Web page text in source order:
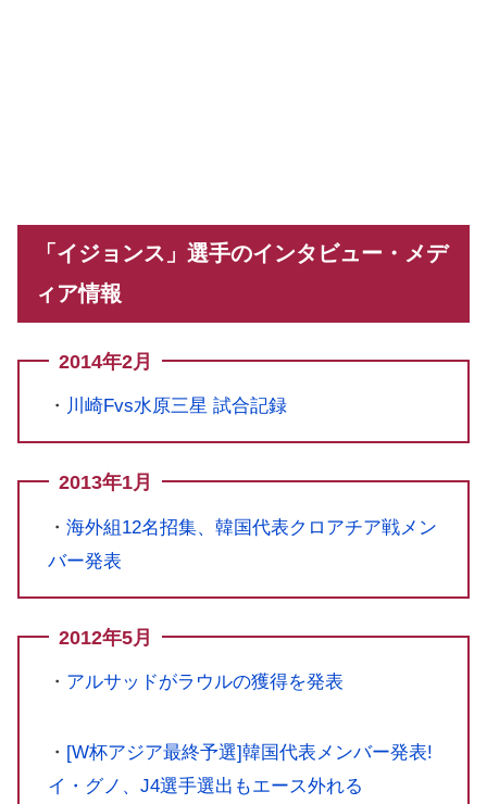
「イジョンス」選手のインタビュー・メデ
ィア情報
2014年2月
・ 川崎Fvs水原三星 試合記録
2013年1月
・ 海外組12名招集、韓国代表クロアチア戦メン
バー発表
2012年5月
・ アルサッドがラウルの獲得を発表
・ [W杯アジア最終予選]韓国代表メンバー発表!
イ・グノ、J4選手選出もエース外れる